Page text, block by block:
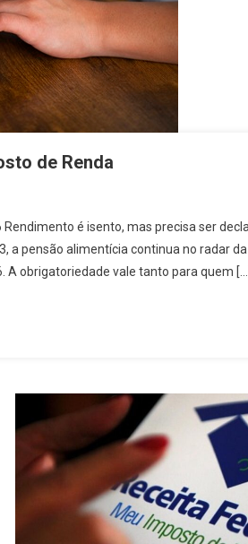
de Renda
é isento, mas precisa ser
a pensão alimentícia continua no radar
obrigatoriedade vale tanto para quem […]